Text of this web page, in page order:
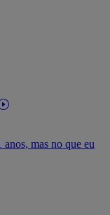
mas no que eu